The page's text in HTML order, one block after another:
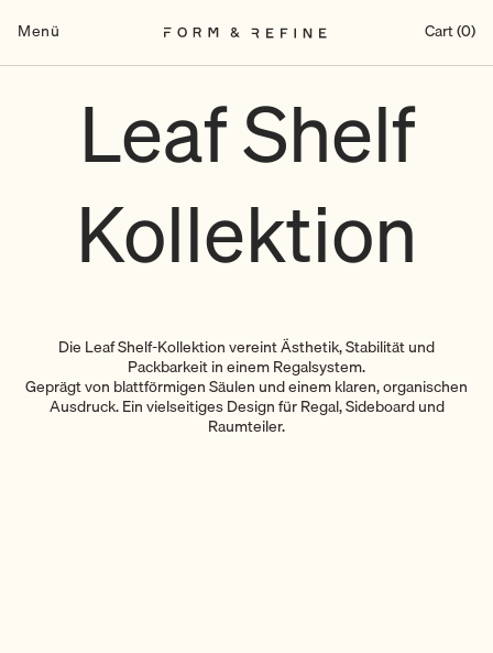
InhaltMenü Cart (0)
Leaf Shelf
Kollektion
Die Leaf Shelf-Kollektion vereint Ästhetik, Stabilität und
Packbarkeit in einem Regalsystem.
Geprägt von blattförmigen Säulen und einem klaren, organischen
Ausdruck. Ein vielseitiges Design für Regal, Sideboard und
Raumteiler.